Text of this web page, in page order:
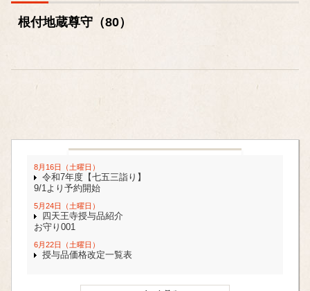
根付地蔵尊守（80）
8月16日（土曜日）
令和7年度【七五三詣り】
9/1より予約開始
5月24日（土曜日）
四天王寺授与品紹介
お守り001
6月22日（土曜日）
授与品価格改定一覧表